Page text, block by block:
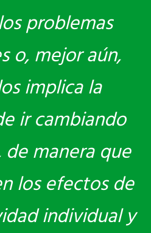
más
problemas
o, mejor aún,
implica la
ir cambiando
manera que
los efectos de
individual y